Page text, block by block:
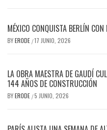
MÉXICO CONQUISTA BERLÍN
BYERODE /17 JUNIO, 2026
LA OBRA MAESTRA DE GAUDÍ
144 AÑOS DE CONSTRUCCIÓN
BYERODE /5 JUNIO, 2026